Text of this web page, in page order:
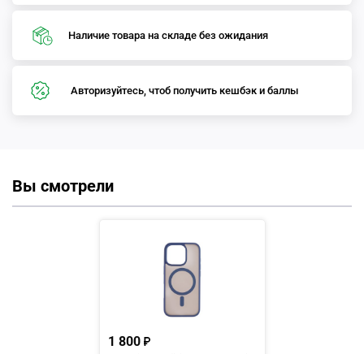
Наличие товара на складе без ожидания
Авторизуйтесь, чтоб получить кешбэк и баллы
Вы смотрели
1 800